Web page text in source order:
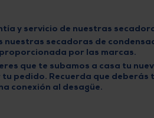
y servicio de nuestras
nuestras secadoras de
proporcionada por las marcas.
que te subamos a casa tu
tu pedido. Recuerda que
conexión al desagüe.